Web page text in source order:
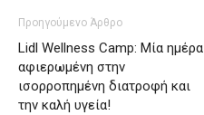
Προηγούμενο Άρθρο
Lidl Wellness Camp: Μία ημέρα
αφιερωμένη στην
ισορροπημένη διατροφή και
την καλή υγεία!